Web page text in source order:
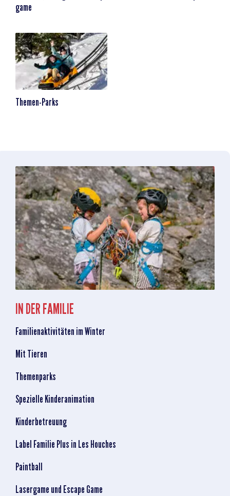
game
Themen-Parks
IN DER FAMILIE
Familienaktivitäten im Winter
Mit Tieren
Themenparks
Spezielle Kinderanimation
Kinderbetreuung
Label Familie Plus in Les Houches
Paintball
Lasergame und Escape Game